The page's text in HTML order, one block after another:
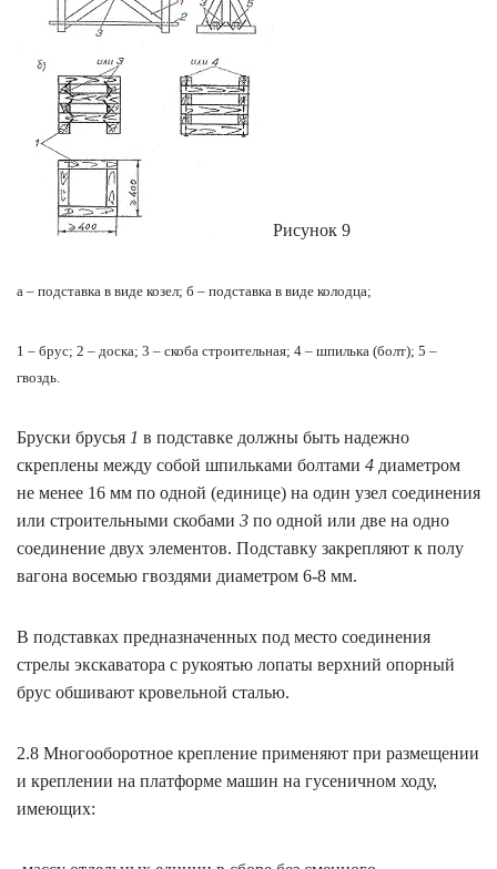
Рисунок 9
а – подставка в виде козел; б – подставка в виде колодца;
1 – брус; 2 – доска; 3 – скоба строительная; 4 – шпилька (болт); 5 –
гвоздь.
Бруски брусья 1 в подставке должны быть надежно
скреплены между собой шпильками болтами 4 диаметром
не менее 16 мм по одной (единице) на один узел соединения
или строительными скобами 3 по одной или две на одно
соединение двух элементов. Подставку закрепляют к полу
вагона восемью гвоздями диаметром 6-8 мм.
В подставках предназначенных под место соединения
стрелы экскаватора с рукоятью лопаты верхний опорный
брус обшивают кровельной сталью.
2.8 Многооборотное крепление применяют при размещении
и креплении на платформе машин на гусеничном ходу,
имеющих: